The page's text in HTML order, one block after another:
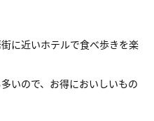
に近いホテルで食べ歩きを楽
いので、お得においしいもの